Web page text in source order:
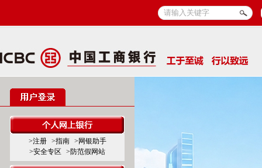
>注册 >指南
>网银助手
>安全专区
>防范假网站